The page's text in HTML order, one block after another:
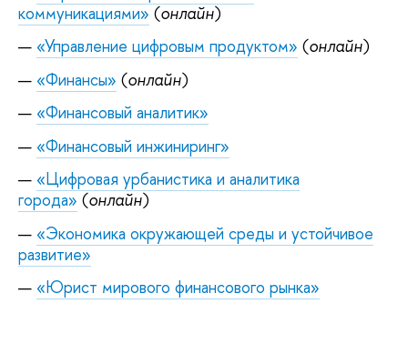
коммуникациями» (онлайн)
«Управление цифровым продуктом» (онлайн)
«Финансы» (онлайн)
«Финансовый аналитик»
«Финансовый инжиниринг»
«Цифровая урбанистика и аналитика
города» (онлайн)
«Экономика окружающей среды и устойчивое
развитие»
«Юрист мирового финансового рынка»